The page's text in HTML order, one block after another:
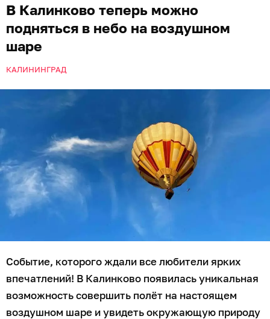
В Калинково теперь можно
подняться в небо на воздушном
шаре
КАЛИНИНГРАД
Событие, которого ждали все любители ярких
впечатлений! В Калинково появилась уникальная
возможность совершить полёт на настоящем
воздушном шаре и увидеть окружающую природу